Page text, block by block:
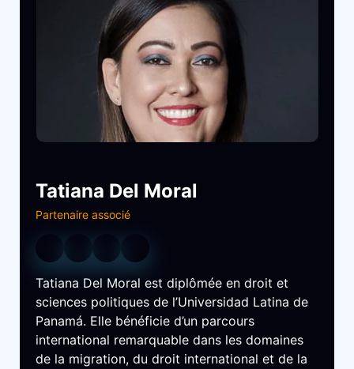
Tatiana Del Moral
Partenaire associé
Tatiana Del Moral est diplômée en droit et
sciences politiques de l’Universidad Latina de
Panamá. Elle bénéficie d’un parcours
international remarquable dans les domaines
de la migration, du droit international et de la